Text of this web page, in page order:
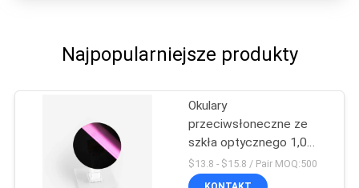
Najpopularniejsze produkty
Okulary
przeciwsłoneczne ze
szkła optycznego 1,0
mm 65,5 mm
$13.8 - $15.8 / Pair MOQ:500